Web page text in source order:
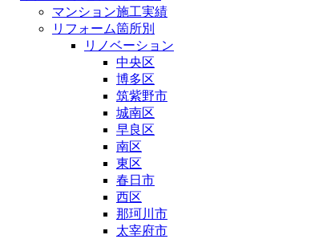
マンション施工実績
リフォーム箇所別
リノベーション
中央区
博多区
筑紫野市
城南区
早良区
南区
東区
春日市
西区
那珂川市
太宰府市